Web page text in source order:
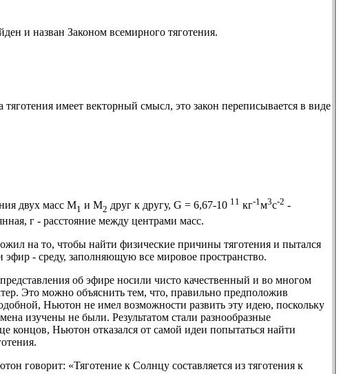
и назван Законом всемирного тяготения.
тяготения имеет векторный смысл, это закон переписывается в виде
двух масс М1 и М2 друг к другу, G = 6,67-10 11 кг-1м3с-2 -
г - расстояние между центрами масс.
на то, чтобы найти физические причины тяготения и пытался
эфир - среду, заполняющую все мировое пространство.
об эфире носили чисто качественный и во многом
Это можно объяснить тем, что, правильно предположив
Ньютон не имел возможности развить эту идею, поскольку
изучены не были. Результатом стали разнообразные
концов, Ньютон отказался от самой идеи попытаться найти
говорит: «Тяготение к Солнцу составляется из тяготения к